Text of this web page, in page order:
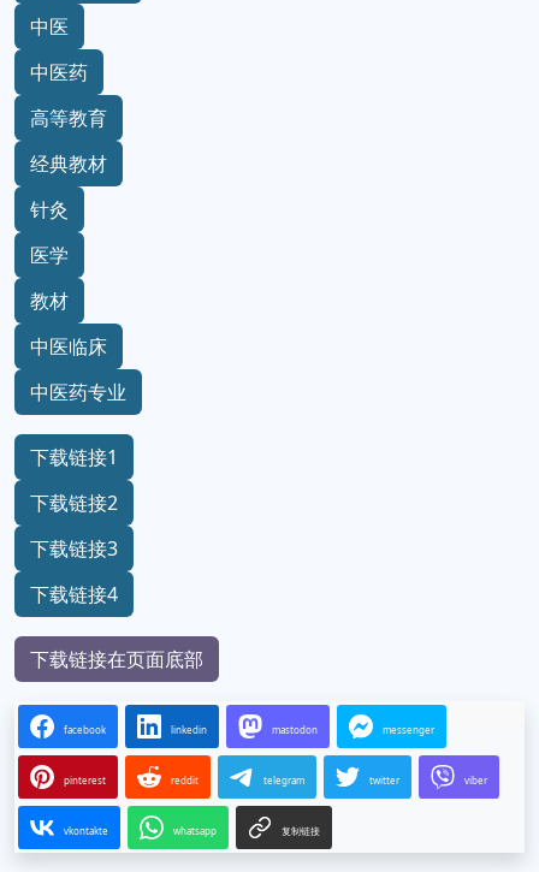
中医
中医药
高等教育
经典教材
针灸
医学
教材
中医临床
中医药专业
下载链接1
下载链接2
下载链接3
下载链接4
下载链接在页面底部
facebook linkedin mastodon messenger
pinterest reddit telegram twitter viber
vkontakte whatsapp 复制链接